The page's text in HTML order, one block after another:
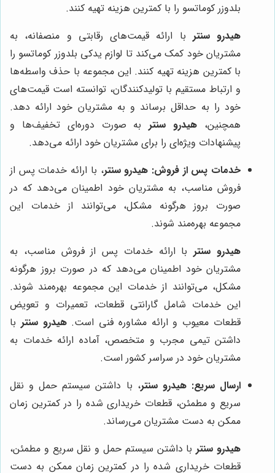
بلدوزر کوماتسو را با کمترین هزینه تهیه کنند.
هیدرو سنتر با ارائه قیمت‌های رقابتی و منصفانه، به
مشتریان خود کمک می‌کند تا لوازم یدکی بلدوزر کوماتسو را
با کمترین هزینه تهیه کنند. این مجموعه با حذف واسطه‌ها
و ارتباط مستقیم با تولیدکنندگان، توانسته است قیمت‌های
خود را به حداقل برساند و به مشتریان خود ارائه دهد.
همچنین، هیدرو سنتربه صورت دوره‌ای تخفیف‌ها و
پیشنهادات ویژه‌ای را برای مشتریان خود ارائه می‌دهد.
خدمات پس از فروش: هیدرو سنتر، با ارائه خدمات پس از
فروش مناسب، به مشتریان خود اطمینان می‌دهد که در
صورت بروز هرگونه مشکل، می‌توانند از خدمات این
مجموعه بهره‌مند شوند.
هیدرو سنتربا ارائه خدمات پس از فروش مناسب، به
مشتریان خود اطمینان می‌دهد که در صورت بروز هرگونه
مشکل، می‌توانند از خدمات این مجموعه بهره‌مند شوند.
این خدمات شامل گارانتی قطعات، تعمیرات و تعویض
قطعات معیوب و ارائه مشاوره فنی است.هیدرو سنتر با
داشتن تیمی مجرب و متخصص، آماده ارائه خدمات به
مشتریان خود در سراسر کشور است.
ارسال سریع: هیدرو سنتر، با داشتن سیستم حمل و نقل
سریع و مطمئن، قطعات خریداری شده را در کمترین زمان
ممکن به دست مشتریان می‌رساند.
هیدرو سنتربا داشتن سیستم حمل و نقل سریع و مطمئن،
قطعات خریداری شده را در کمترین زمان ممکن به دست